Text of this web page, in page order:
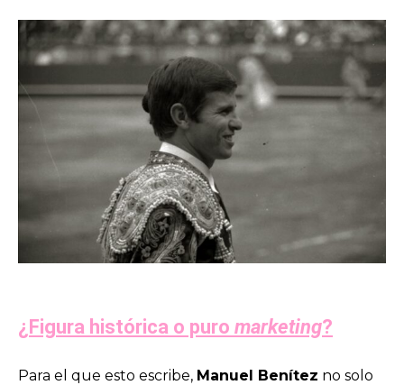
¿Figura histórica o puro marketing?
Para el que esto escribe, Manuel Benítez no solo